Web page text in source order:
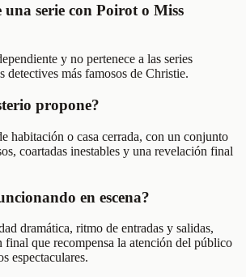
serie con Poirot o Miss
y no pertenece a las series
detectives más famosos de Christie.
propone?
habitación o casa cerrada, con un conjunto
coartadas inestables y una revelación final
en escena?
dramática, ritmo de entradas y salidas,
final que recompensa la atención del público
espectaculares.